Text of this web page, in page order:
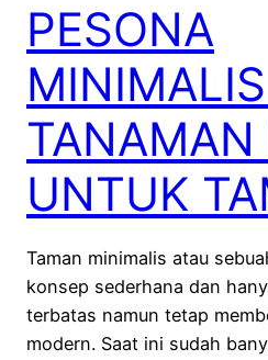
PESONA
TANAMAN
UNTUK
Taman minimalis atau
konsep sederhana dan
terbatas namun tetap
modern. Saat ini sudah